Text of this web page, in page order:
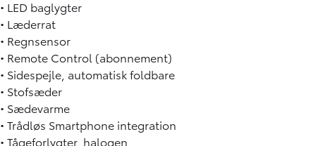
• LED baglygter
• Læderrat
• Regnsensor
• Remote Control (abonnement)
• Sidespejle, automatisk foldbare
• Stofsæder
• Sædevarme
• Trådløs Smartphone integration
• Tågeforlygter, halogen